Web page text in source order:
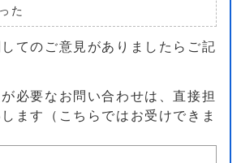
た
てのご意見がありましたらご記
が必要なお問い合わせは、直接担
ます（こちらではお受けできま